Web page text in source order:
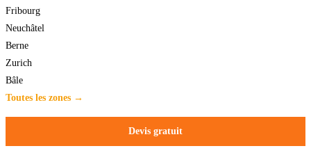
Fribourg
Neuchâtel
Berne
Zurich
Bâle
Toutes les zones →
Devis gratuit